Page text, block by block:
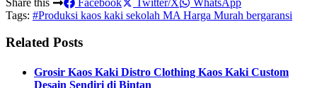
Tags: #Produksi kaos kaki sekolah MA Harga Murah bergaransi
Related Posts
Grosir Kaos Kaki Distro Clothing Kaos Kaki Custom
Desain Sendiri di Bintan